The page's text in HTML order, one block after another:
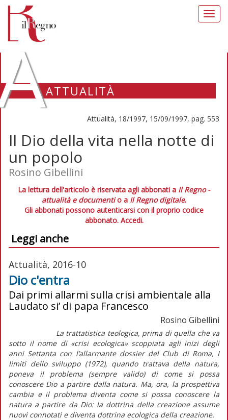
ATTUALITÀ
Attualità, 18/1997, 15/09/1997, pag. 553
Il Dio della vita nella notte di
un popolo
Rosino Gibellini
La lettura dell'articolo è riservata agli abbonati a Il Regno -
attualità e documentio a Il Regno digitale.
Gli abbonati possono autenticarsi con il proprio codice
abbonato. Accedi.
Leggi anche
Attualità, 2016-10
Dio c'entra
Dai primi allarmi sulla crisi ambientale alla
Laudato si’ di papa Francesco
Rosino Gibellini
La trattatistica teologica, prima di quella che va
sotto il nome di «crisi ecologica» scoppiata agli inizi degli
anni Settanta con l’allarmante dossier del Club di Roma, I
limiti dello sviluppo (1972), quando trattava della natura,
poneva il problema (sempre valido) di come si possa
conoscere Dio a partire dalla natura. Ma, ora, la prospettiva
cambia e il problema diventa come si possa conoscere la
natura a partire da Dio: la dottrina della creazione assume
nuovi connotati e diventa dottrina ecologica della creazione.